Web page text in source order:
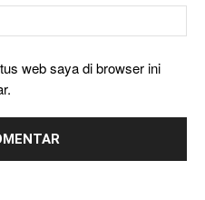
web saya di browser ini